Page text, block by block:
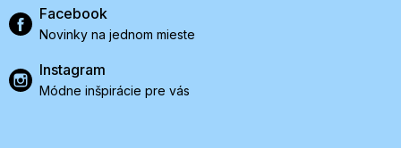
Facebook
Novinky na jednom mieste
Instagram
Módne inšpirácie pre vás